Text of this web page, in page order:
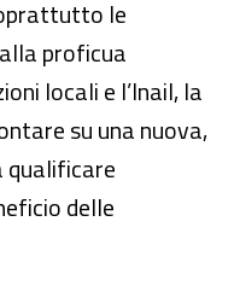
le
proficua
locali e l’Inail, la
su una nuova,
qualificare
delle